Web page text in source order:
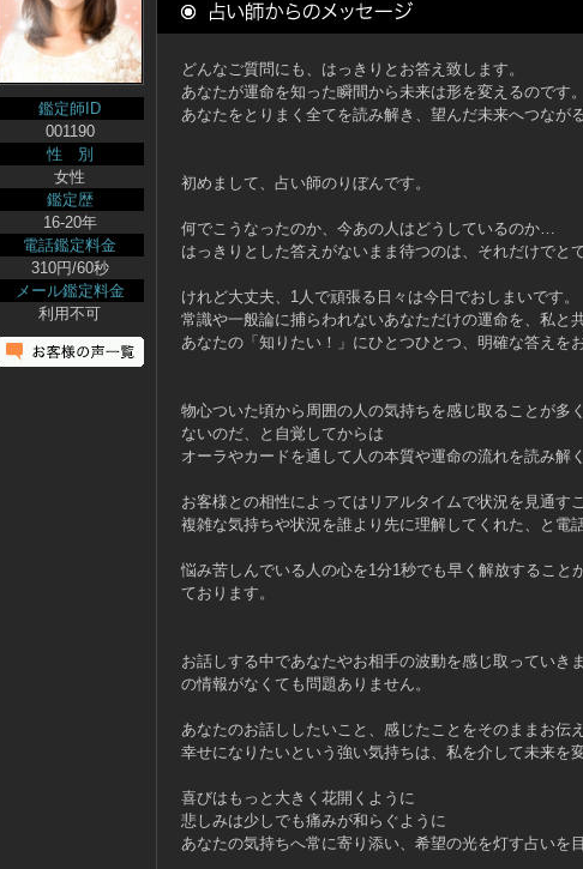
鑑定師ID
001190
性 別
女性
鑑定歴
16-20年
電話鑑定料金
310円/60秒
メール鑑定料金
利用不可
どんなご質問にも、はっきりとお答え致します。
あなたが運命を知った瞬間から未来は形を変えるのです。
あなたをとりまく全てを読み解き、望んだ未来へつなが
初めまして、占い師のりぼんです。
何でこうなったのか、今あの人はどうしているのか…
はっきりとした答えがないまま待つのは、それだけでと
けれど大丈夫、1人で頑張る日々は今日でおしまいです。
常識や一般論に捕らわれないあなただけの運命を、私と
あなたの「知りたい！」にひとつひとつ、明確な答えを
物心ついた頃から周囲の人の気持ちを感じ取ることが多
ないのだ、と自覚してからは
オーラやカードを通して人の本質や運命の流れを読み解
お客様との相性によってはリアルタイムで状況を見通す
複雑な気持ちや状況を誰より先に理解してくれた、と電
悩み苦しんでいる人の心を1分1秒でも早く解放すること
ております。
お話しする中であなたやお相手の波動を感じ取っていき
の情報がなくても問題ありません。
あなたのお話ししたいこと、感じたことをそのままお伝
幸せになりたいという強い気持ちは、私を介して未来を
喜びはもっと大きく花開くように
悲しみは少しでも痛みが和らぐように
あなたの気持ちへ常に寄り添い、希望の光を灯す占いを